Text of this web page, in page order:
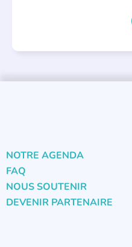
NOTRE AGENDA
FAQ
NOUS SOUTENIR
DEVENIR PARTENAIRE